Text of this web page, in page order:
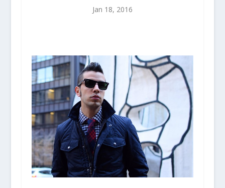
Jan 18, 2016